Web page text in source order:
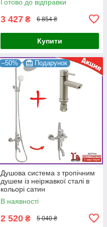
Готово до відправки
3 427 ₴ 6 854 ₴
Купити
–50% Подарунок
Душова система з тропічним
душем із неіржавкої сталі в
кольорі сатин
В наявності
2 520 ₴ 5 040 ₴